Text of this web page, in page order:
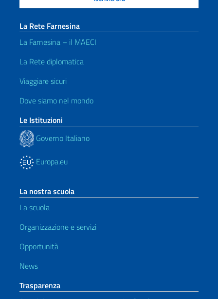
La Rete Farnesina
La Farnesina – il MAECI
La Rete diplomatica
Viaggiare sicuri
Dove siamo nel mondo
Le Istituzioni
Governo Italiano
Europa.eu
La nostra scuola
La scuola
Organizzazione e servizi
Opportunità
News
Trasparenza